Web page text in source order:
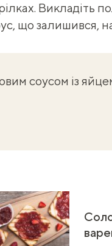
Викладіть
що залишився,
соусом із